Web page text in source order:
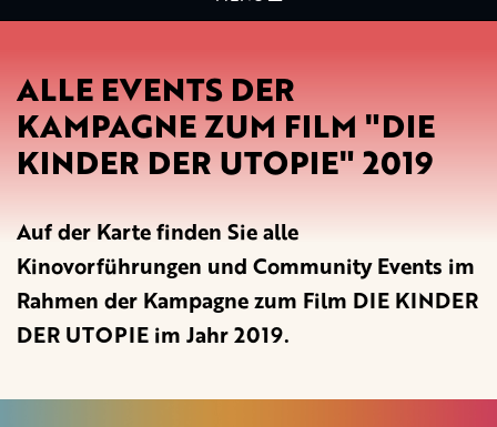
ALLE EVENTS DER
KAMPAGNE ZUM FILM "DIE
KINDER DER UTOPIE" 2019
Auf der Karte finden Sie alle
Kinovorführungen und Community Events im
Rahmen der Kampagne zum Film DIE KINDER
DER UTOPIE im Jahr 2019.